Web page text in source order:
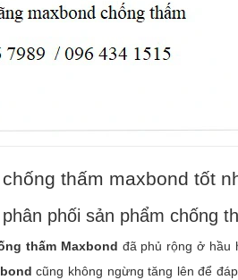
thấm maxbond tốt
phối sản phẩm chống
thấm Maxbond đã phủ rộng ở hầu
cũng không ngừng tăng lên để